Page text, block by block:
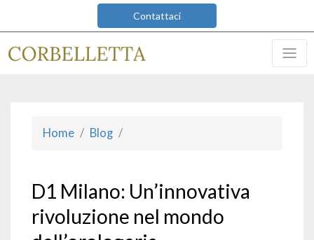
Contattaci
Home Blog
D1 Milano: Un’innovativa
rivoluzione nel mondo